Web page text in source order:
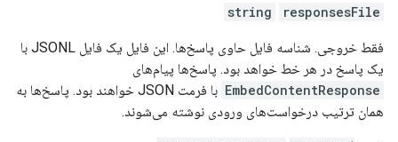
string
responsesFile
فقط خروجی. شناسه فایل حاوی پاسخ‌ها. این فایل یک فایل JSONL با
یک پاسخ در هر خط خواهد بود. پاسخ‌ها پیام‌های
EmbedContentResponse
با فرمت JSON خواهند بود. پاسخ‌ها به
همان ترتیب درخواست‌های ورودی نوشته می‌شوند.